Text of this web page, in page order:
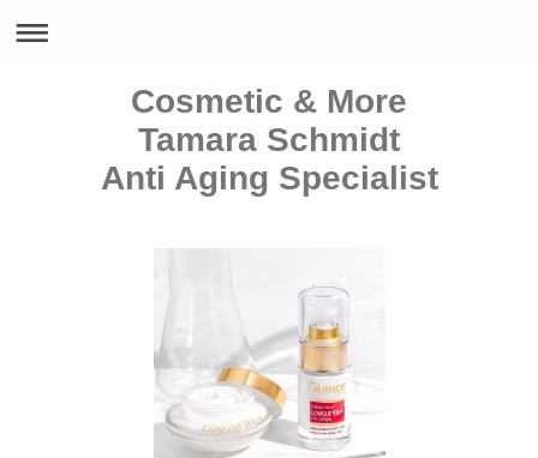
Cosmetic & More
Tamara Schmidt
Anti Aging Specialist